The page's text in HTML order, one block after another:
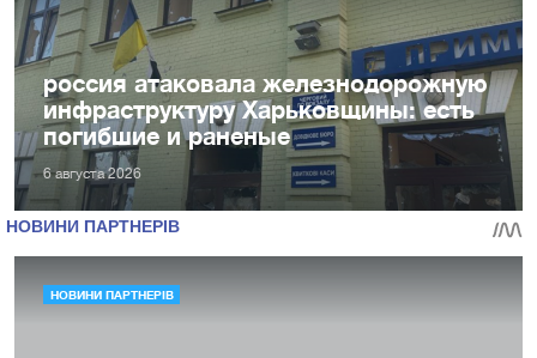
россия атаковала железнодорожную
инфраструктуру Харьковщины: есть
погибшие и раненые
6 августа 2026